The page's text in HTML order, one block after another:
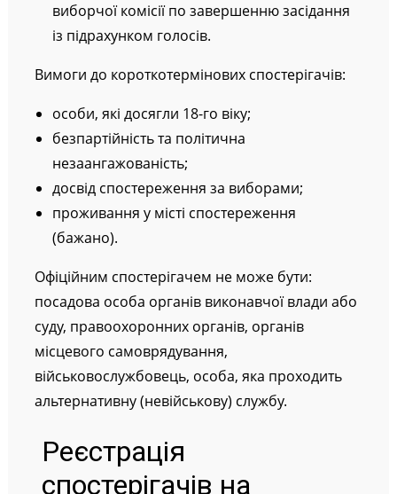
виборчої комісії по завершенню засідання
із підрахунком голосів.
Вимоги до короткотермінових спостерігачів:
особи, які досягли 18-го віку;
безпартійність та політична
незаангажованість;
досвід спостереження за виборами;
проживання у місті спостереження
(бажано).
Офіційним спостерігачем не може бути:
посадова особа органів виконавчої влади або
суду, правоохоронних органів, органів
місцевого самоврядування,
військовослужбовець, особа, яка проходить
альтернативну (невійськову) службу.